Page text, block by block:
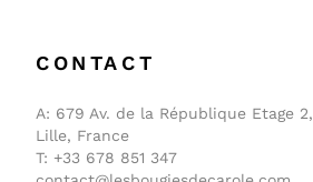
CONTACT
A: 679 Av. de la République Etage 2,
Lille, France
T: +33 678 851 347